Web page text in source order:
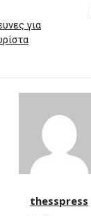
για
thesspress